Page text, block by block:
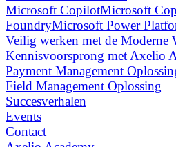
Microsoft CopilotMicrosoft
FoundryMicrosoft Power
Veilig werken met de Moderne
Kennisvoorsprong met Axelio
Payment Management
Field Management Oplossing
Succesverhalen
Events
Contact